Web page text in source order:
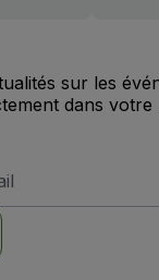
sur les
dans